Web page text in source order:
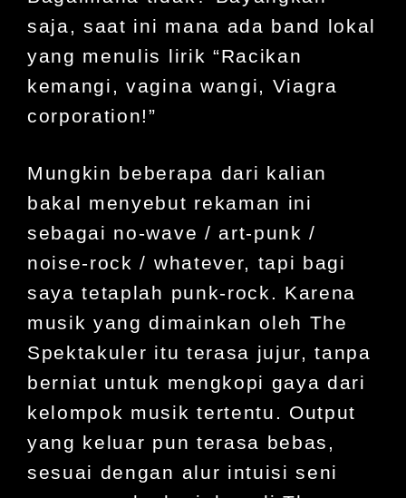
saja, saat ini mana ada band lokal
yang menulis lirik “Racikan
kemangi, vagina wangi, Viagra
corporation!”
Mungkin beberapa dari kalian
bakal menyebut rekaman ini
sebagai no-wave / art-punk /
noise-rock / whatever, tapi bagi
saya tetaplah punk-rock. Karena
musik yang dimainkan oleh The
Spektakuler itu terasa jujur, tanpa
berniat untuk mengkopi gaya dari
kelompok musik tertentu. Output
yang keluar pun terasa bebas,
sesuai dengan alur intuisi seni